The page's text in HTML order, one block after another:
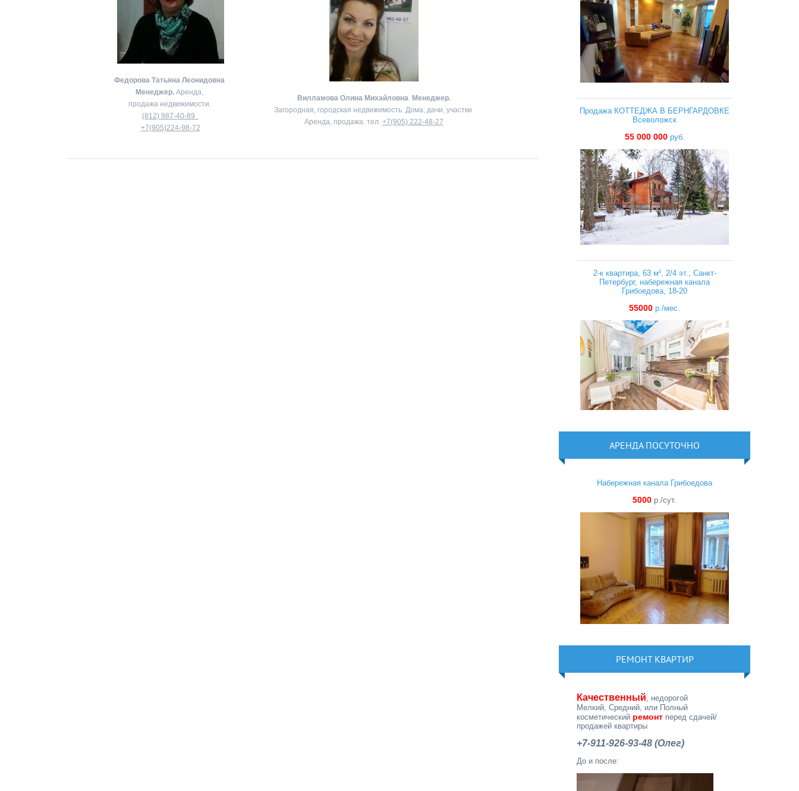
Федорова Татьяна Леонидовна
Менеджер. Аренда,
продажа недвижимости.
(812) 987-40-89
+7(905)224-98-72
Вилламова Олина Михайловна. Менеджер.
Загородная, городская недвижимость. Дома, дачи, участки.
Аренда, продажа. тел. +7(905) 222-48-27
Продажа КОТТЕДЖА В БЕРНГАРДОВКЕ
Всеволожск
55 000 000руб.
2-к квартира, 63 м², 2/4 эт., Санкт-
Петербург, набережная канала
Грибоедова, 18-20
55000 р./мес.
АРЕНДА ПОСУТОЧНО
Набережная канала Грибоедова
5000 р./сут.
РЕМОНТ КВАРТИР
Качественный, недорогой
Мелкий, Средний, или Полный
косметический ремонт перед сдачей/
продажей квартиры
+7-911-926-93-48 (Олег)
До и после: